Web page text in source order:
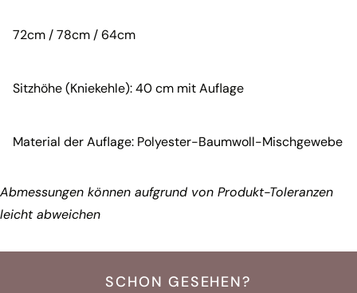
72cm / 78cm / 64cm
Sitzhöhe (Kniekehle): 40 cm mit Auflage
Material der Auflage: Polyester-Baumwoll-Mischgewebe
Abmessungen können aufgrund von Produkt-Toleranzen
leicht abweichen
SCHON GESEHEN?